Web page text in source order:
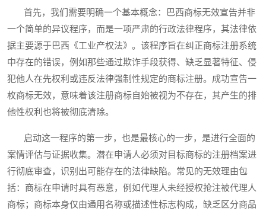
首先，我们需要明确一个基本概念：巴西商标无效宣告并非
一个简单的异议程序，而是一项严肃的行政法律程序，其法律依
据主要源于巴西《工业产权法》。该程序旨在纠正商标注册系统
中存在的错误，例如那些通过欺诈手段获得、缺乏显著特征、侵
犯他人在先权利或违反法律强制性规定的商标注册。成功宣告一
枚商标无效，意味着该注册商标自始被视为不存在，其产生的排
他性权利也将被彻底清除。
启动这一程序的第一步，也是最核心的一步，是进行全面的
案情评估与证据收集。潜在申请人必须对目标商标的注册档案进
行彻底审查，识别出可能存在的法律缺陷。常见的无效理由包
括：商标在申请时具有恶意，例如代理人未经授权抢注被代理人
商标；商标本身仅由通用名称或描述性标志构成，缺乏区分商品